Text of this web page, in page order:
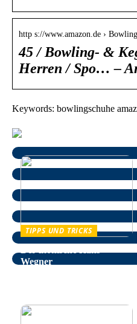
http s://www.amazon.de ›
45 / Bowling- &
Herren / Spo… –
Keywords: bowlingschuhe
TIPPS UND TRICKS
Wegner